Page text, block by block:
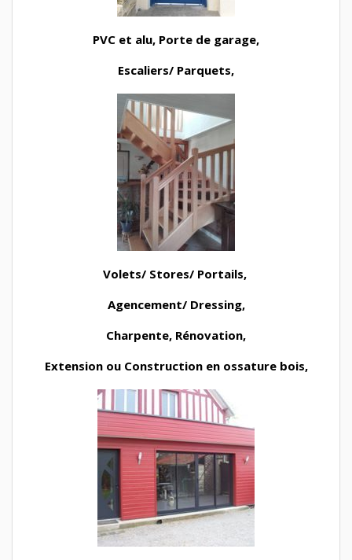
PVC et alu, Porte de garage,
Escaliers/ Parquets,
Volets/ Stores/ Portails,
Agencement/ Dressing,
Charpente, Rénovation,
Extension ou Construction en ossature bois,